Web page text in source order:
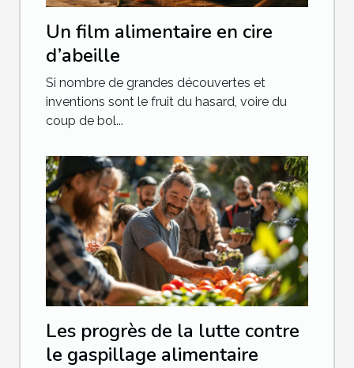
Un film alimentaire en cire
d’abeille
Si nombre de grandes découvertes et
inventions sont le fruit du hasard, voire du
coup de bol...
Les progrès de la lutte contre
le gaspillage alimentaire